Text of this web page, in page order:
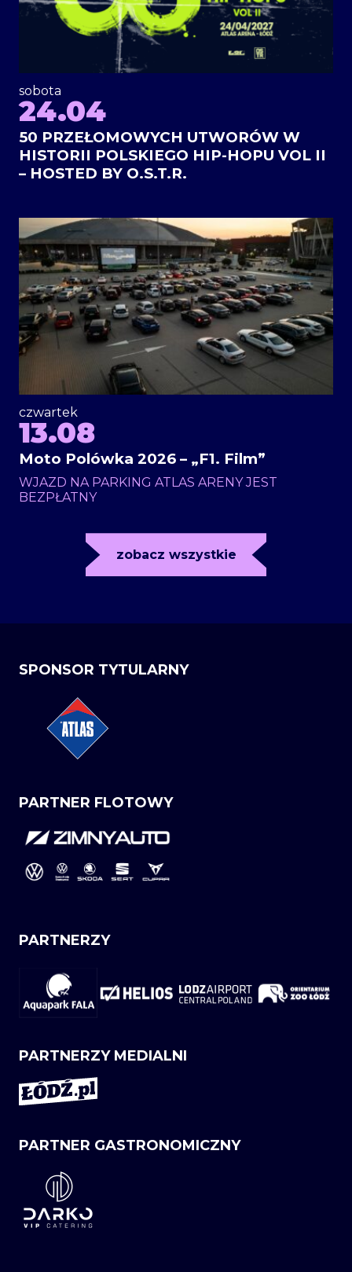
sobota
24.04
50 PRZEŁOMOWYCH UTWORÓW W
HISTORII POLSKIEGO HIP-HOPU VOL II
– HOSTED BY O.S.T.R.
czwartek
13.08
Moto Polówka 2026 – „F1. Film”
WJAZD NA PARKING ATLAS ARENY JEST
BEZPŁATNY
zobacz wszystkie
SPONSOR TYTULARNY
PARTNER FLOTOWY
PARTNERZY
PARTNERZY MEDIALNI
PARTNER GASTRONOMICZNY